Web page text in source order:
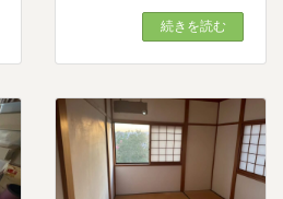
続きを読む